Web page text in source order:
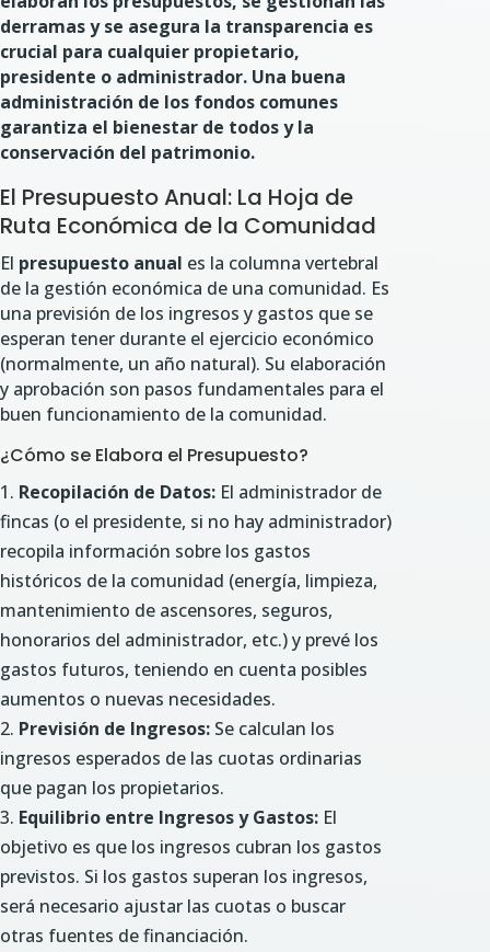
derramas y se asegura la transparencia es
crucial para cualquier propietario,
presidente o administrador. Una buena
administración de los fondos comunes
garantiza el bienestar de todos y la
conservación del patrimonio.
El Presupuesto Anual: La Hoja de
Ruta Económica de la Comunidad
El presupuesto anual es la columna vertebral
de la gestión económica de una comunidad. Es
una previsión de los ingresos y gastos que se
esperan tener durante el ejercicio económico
(normalmente, un año natural). Su elaboración
y aprobación son pasos fundamentales para el
buen funcionamiento de la comunidad.
¿Cómo se Elabora el Presupuesto?
Recopilación de Datos: El administrador de
fincas (o el presidente, si no hay administrador)
recopila información sobre los gastos
históricos de la comunidad (energía, limpieza,
mantenimiento de ascensores, seguros,
honorarios del administrador, etc.) y prevé los
gastos futuros, teniendo en cuenta posibles
aumentos o nuevas necesidades.
Previsión de Ingresos: Se calculan los
ingresos esperados de las cuotas ordinarias
que pagan los propietarios.
Equilibrio entre Ingresos y Gastos: El
objetivo es que los ingresos cubran los gastos
previstos. Si los gastos superan los ingresos,
será necesario ajustar las cuotas o buscar
otras fuentes de financiación.